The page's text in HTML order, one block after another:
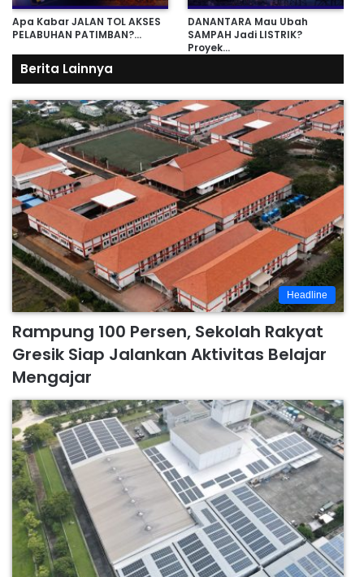
Apa Kabar JALAN TOL AKSES
PELABUHAN PATIMBAN?…
DANANTARA Mau Ubah
SAMPAH Jadi LISTRIK?
Proyek…
Berita Lainnya
Headline
Rampung 100 Persen, Sekolah Rakyat
Gresik Siap Jalankan Aktivitas Belajar
Mengajar